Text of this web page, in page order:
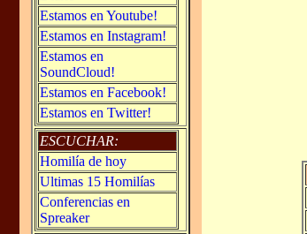
Estamos en Youtube!
Estamos en Instagram!
Estamos en
SoundCloud!
Estamos en Facebook!
Estamos en Twitter!
ESCUCHAR:
Homilía de hoy
Ultimas 15 Homilías
Conferencias en
Spreaker